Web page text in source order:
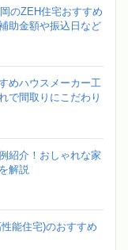
のZEH住宅おすすめ
助金額や振込日など
めハウスメーカー工
で間取りにこだわり
紹介！おしゃれな家
解説
能住宅)のおすすめ